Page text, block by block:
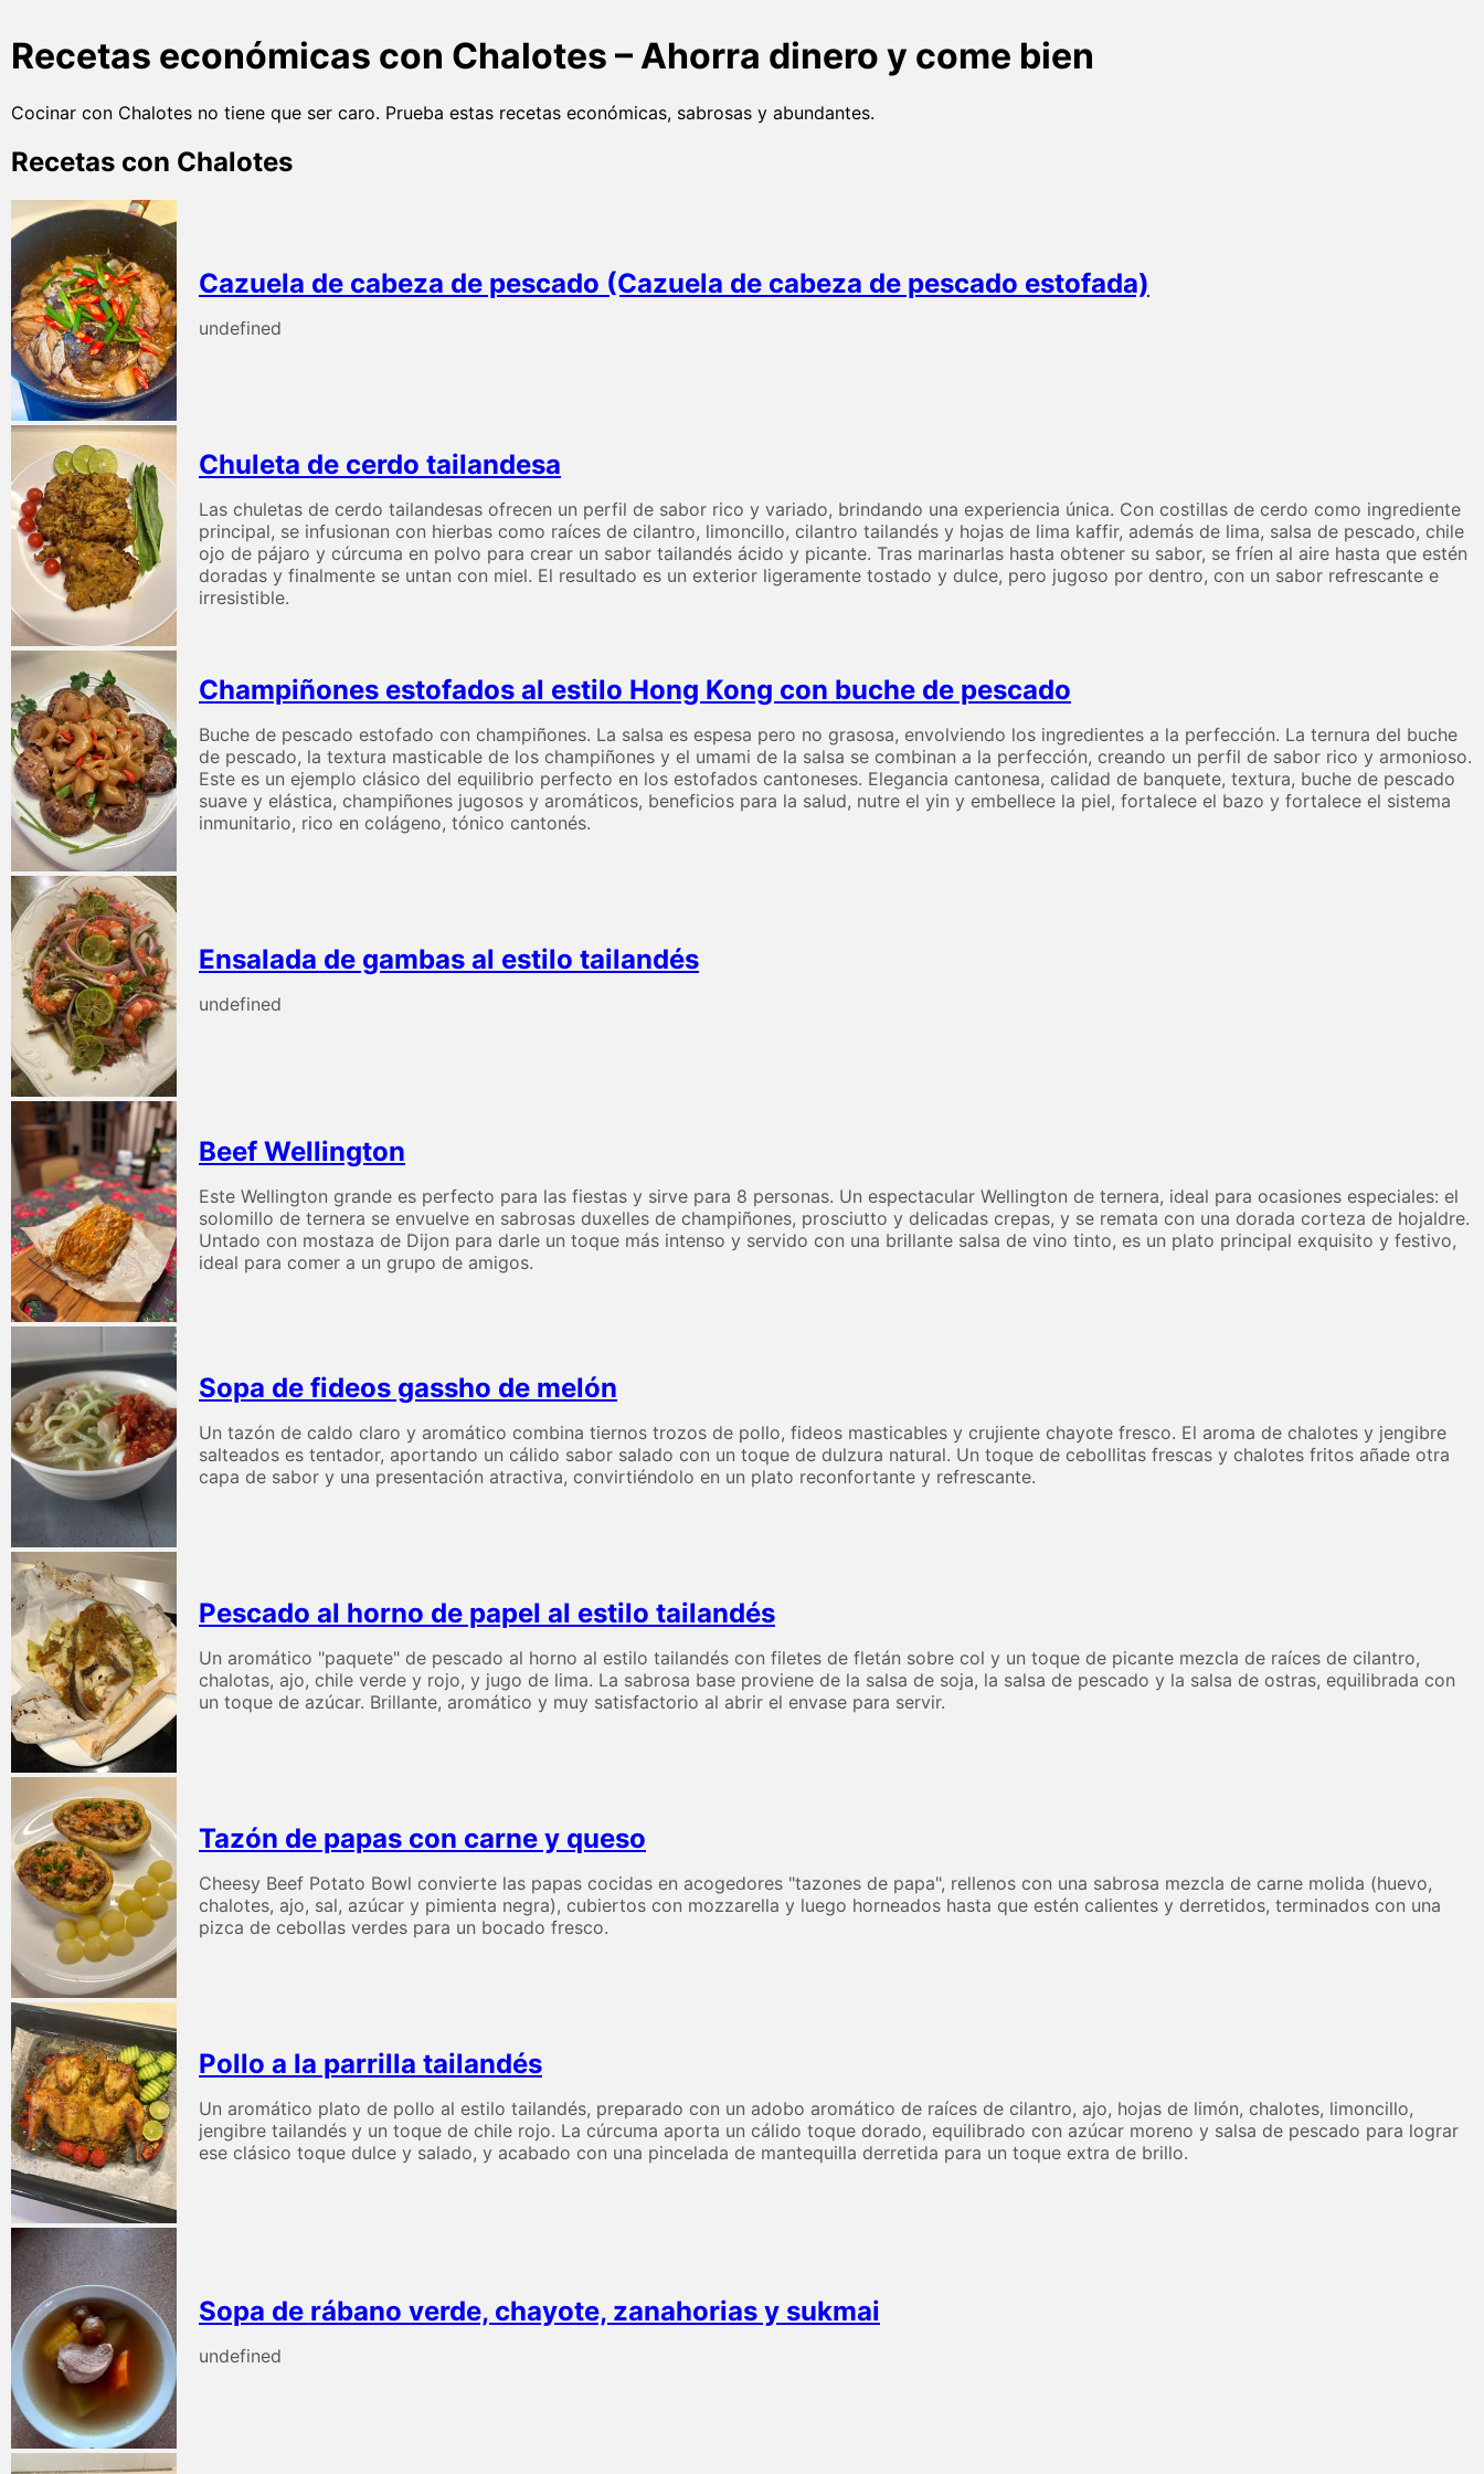
Recetas económicas con Chalotes – Ahorra dinero y come bien
Cocinar con Chalotes no tiene que ser caro. Prueba estas recetas económicas, sabrosas y abundantes.
Recetas con Chalotes
Cazuela de cabeza de pescado (Cazuela de cabeza de pescado estofada)
undefined
Chuleta de cerdo tailandesa
Las chuletas de cerdo tailandesas ofrecen un perfil de sabor rico y variado, brindando una experiencia única. Con costillas de cerdo como ingrediente
principal, se infusionan con hierbas como raíces de cilantro, limoncillo, cilantro tailandés y hojas de lima kaffir, además de lima, salsa de pescado, chile
ojo de pájaro y cúrcuma en polvo para crear un sabor tailandés ácido y picante. Tras marinarlas hasta obtener su sabor, se fríen al aire hasta que estén
doradas y finalmente se untan con miel. El resultado es un exterior ligeramente tostado y dulce, pero jugoso por dentro, con un sabor refrescante e
irresistible.
Champiñones estofados al estilo Hong Kong con buche de pescado
Buche de pescado estofado con champiñones. La salsa es espesa pero no grasosa, envolviendo los ingredientes a la perfección. La ternura del buche
de pescado, la textura masticable de los champiñones y el umami de la salsa se combinan a la perfección, creando un perfil de sabor rico y armonioso.
Este es un ejemplo clásico del equilibrio perfecto en los estofados cantoneses. Elegancia cantonesa, calidad de banquete, textura, buche de pescado
suave y elástica, champiñones jugosos y aromáticos, beneficios para la salud, nutre el yin y embellece la piel, fortalece el bazo y fortalece el sistema
inmunitario, rico en colágeno, tónico cantonés.
Ensalada de gambas al estilo tailandés
undefined
Beef Wellington
Este Wellington grande es perfecto para las fiestas y sirve para 8 personas. Un espectacular Wellington de ternera, ideal para ocasiones especiales: el
solomillo de ternera se envuelve en sabrosas duxelles de champiñones, prosciutto y delicadas crepas, y se remata con una dorada corteza de hojaldre.
Untado con mostaza de Dijon para darle un toque más intenso y servido con una brillante salsa de vino tinto, es un plato principal exquisito y festivo,
ideal para comer a un grupo de amigos.
Sopa de fideos gassho de melón
Un tazón de caldo claro y aromático combina tiernos trozos de pollo, fideos masticables y crujiente chayote fresco. El aroma de chalotes y jengibre
salteados es tentador, aportando un cálido sabor salado con un toque de dulzura natural. Un toque de cebollitas frescas y chalotes fritos añade otra
capa de sabor y una presentación atractiva, convirtiéndolo en un plato reconfortante y refrescante.
Pescado al horno de papel al estilo tailandés
Un aromático "paquete" de pescado al horno al estilo tailandés con filetes de fletán sobre col y un toque de picante mezcla de raíces de cilantro,
chalotas, ajo, chile verde y rojo, y jugo de lima. La sabrosa base proviene de la salsa de soja, la salsa de pescado y la salsa de ostras, equilibrada con
un toque de azúcar. Brillante, aromático y muy satisfactorio al abrir el envase para servir.
Tazón de papas con carne y queso
Cheesy Beef Potato Bowl convierte las papas cocidas en acogedores "tazones de papa", rellenos con una sabrosa mezcla de carne molida (huevo,
chalotes, ajo, sal, azúcar y pimienta negra), cubiertos con mozzarella y luego horneados hasta que estén calientes y derretidos, terminados con una
pizca de cebollas verdes para un bocado fresco.
Pollo a la parrilla tailandés
Un aromático plato de pollo al estilo tailandés, preparado con un adobo aromático de raíces de cilantro, ajo, hojas de limón, chalotes, limoncillo,
jengibre tailandés y un toque de chile rojo. La cúrcuma aporta un cálido toque dorado, equilibrado con azúcar moreno y salsa de pescado para lograr
ese clásico toque dulce y salado, y acabado con una pincelada de mantequilla derretida para un toque extra de brillo.
Sopa de rábano verde, chayote, zanahorias y sukmai
undefined